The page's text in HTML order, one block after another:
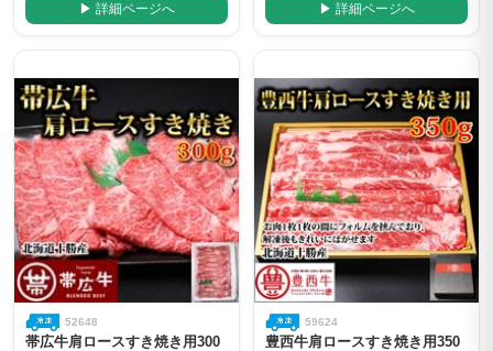
▶ 詳細ページへ ▶ 詳細ページへ
52648
帯広牛肩ロースすき焼き用300
59624
豊西牛肩ロースすき焼き用350